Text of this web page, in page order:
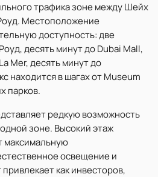
трафика зоне между Шейх
Местоположение
доступность: две
десять минут до Dubai Mall,
Mer, десять минут до
находится в шагах от Museum
парков.
редкую возможность
зоне. Высокий этаж
максимальную
освещение и
как инвесторов,